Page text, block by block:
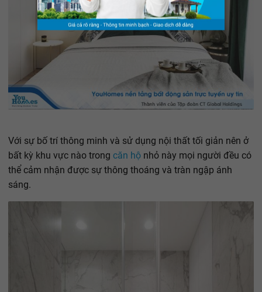
Với sự bố trí thông minh và sử dụng nội thất tối giản nên ở
bất kỳ khu vực nào trong căn hộ nhỏ này mọi người đều có
thể cảm nhận được sự thông thoáng và tràn ngập ánh
sáng.